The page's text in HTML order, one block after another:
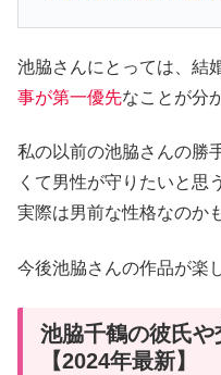
池脇さんにとっては、結
事が第一優先なことが分
私の以前の池脇さんの勝
くて男性が守りたいと思
実際は男前な性格なのか
今後池脇さんの作品が楽
池脇千鶴の彼氏
【2024年最新】